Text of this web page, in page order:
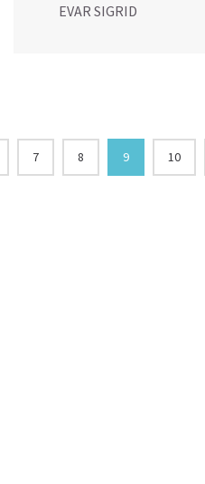
EVAR SIGRID
7 8 9 10